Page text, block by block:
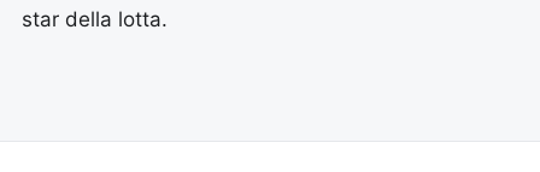
star della lotta.